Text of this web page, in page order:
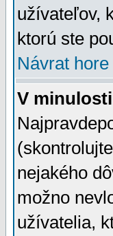
užívateľov,
ktorú ste
Návrat hore
V
nejakého
možno
užívatelia,